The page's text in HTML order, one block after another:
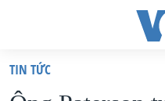
truy
TRANG CHỦ
TIN TỨC